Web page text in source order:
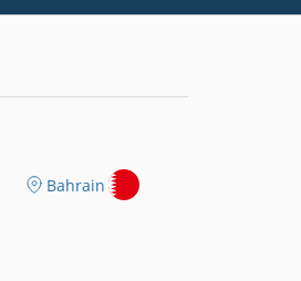
Bahrain